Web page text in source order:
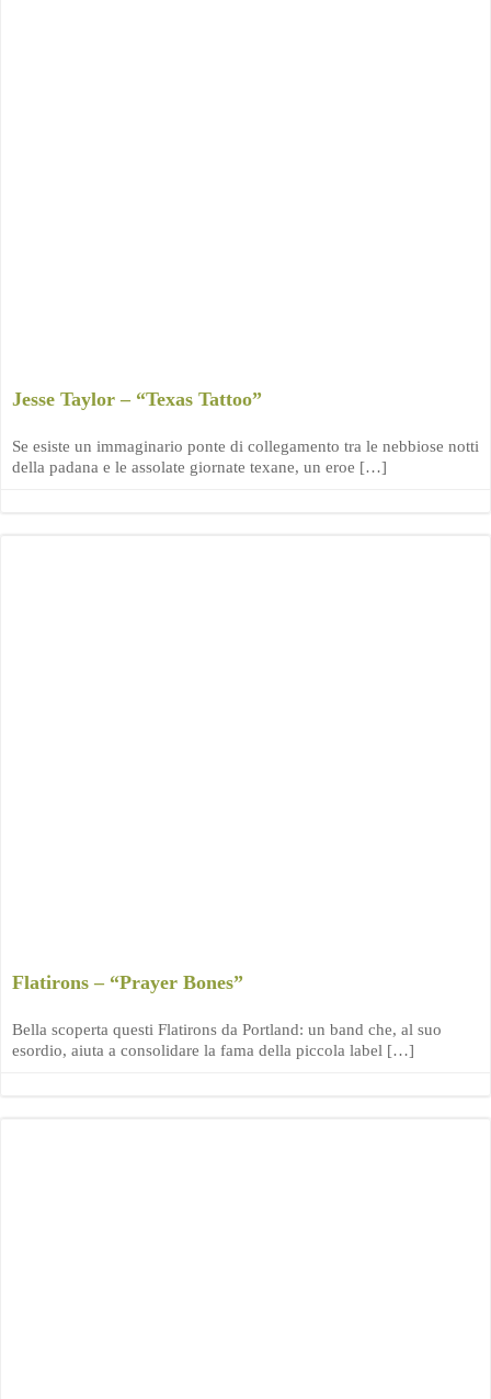
Jesse Taylor – “Texas Tattoo”
Se esiste un immaginario ponte di collegamento tra le nebbiose notti
della padana e le assolate giornate texane, un eroe […]
Flatirons – “Prayer Bones”
Bella scoperta questi Flatirons da Portland: un band che, al suo
esordio, aiuta a consolidare la fama della piccola label […]